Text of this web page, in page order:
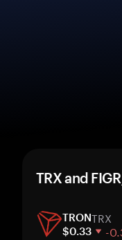
TRX and
TRONTRX
$0.33 -